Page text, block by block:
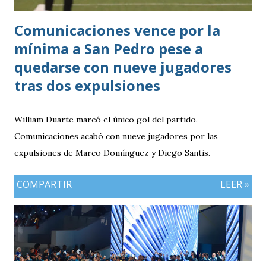
Comunicaciones vence por la
mínima a San Pedro pese a
quedarse con nueve jugadores
tras dos expulsiones
William Duarte marcó el único gol del partido.
Comunicaciones acabó con nueve jugadores por las
expulsiones de Marco Domínguez y Diego Santis.
COMPARTIR LEER »